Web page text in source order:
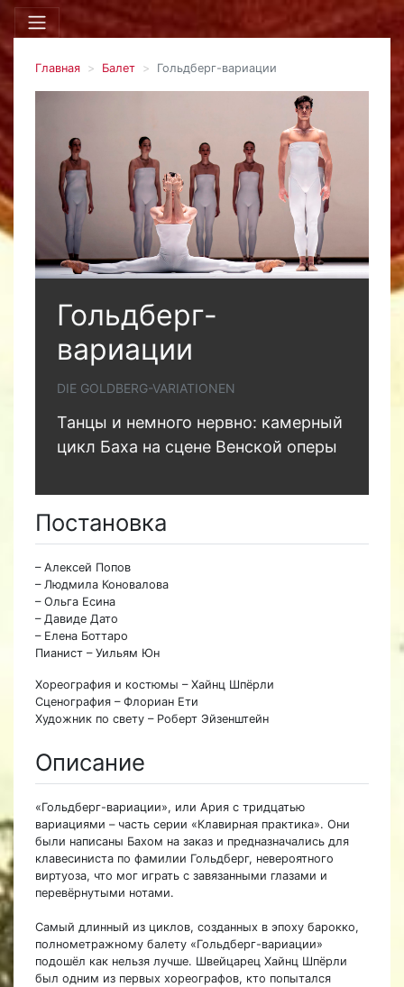
Главная Балет Гольдберг-вариации
Гольдберг-
вариации
DIE GOLDBERG-VARIATIONEN
Танцы и немного нервно: камерный
цикл Баха на сцене Венской оперы
Постановка
– Алексей Попов
– Людмила Коновалова
– Ольга Есина
– Давиде Дато
– Елена Боттаро
Пианист – Уильям Юн
Хореография и костюмы – Хайнц Шпёрли
Сценография – Флориан Ети
Художник по свету – Роберт Эйзенштейн
Описание
«Гольдберг-вариации», или Ария с тридцатью
вариациями – часть серии «Клавирная практика». Они
были написаны Бахом на заказ и предназначались для
клавесиниста по фамилии Гольдберг, невероятного
виртуоза, что мог играть с завязанными глазами и
перевёрнутыми нотами.
Самый длинный из циклов, созданных в эпоху барокко,
полнометражному балету «Гольдберг-вариации»
подошёл как нельзя лучше. Швейцарец Хайнц Шпёрли
был одним из первых хореографов, кто попытался